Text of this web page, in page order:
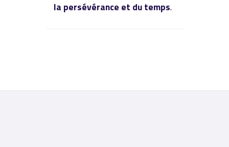
la persévérance et du temps.